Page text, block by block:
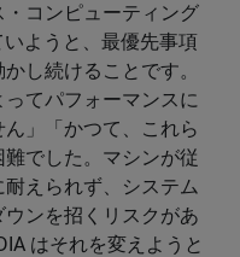
コンピューティング
いようと、最優先事項
し続けることです。
てパフォーマンスに
」「かつて、これら
でした。マシンが従
えられず、システム
ンを招くリスクがあ
はそれを変えようと